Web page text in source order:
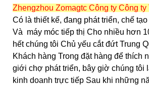
Zhengzhou Zomagtc Công ty Công ty
Có là thiết kế, đang phát triển, chế tạo
Và máy móc tiếp thị Cho nhiều hơn
hết chúng tôi Chủ yếu cắt đứt Trung
Khách hàng Trong đặt hàng để thích
giới chợ phát triển, bây giờ chúng tôi
kinh doanh trực tiếp Sau khi những